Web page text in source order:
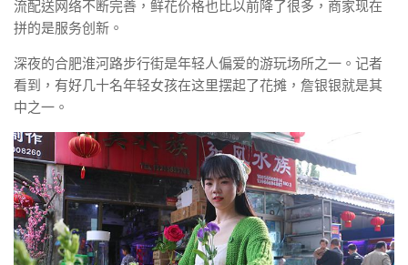
流配送网络不断完善，鲜花价格也比以前降了很多，商家现在
拼的是服务创新。
深夜的合肥淮河路步行街是年轻人偏爱的游玩场所之一。记者
看到，有好几十名年轻女孩在这里摆起了花摊，詹银银就是其
中之一。